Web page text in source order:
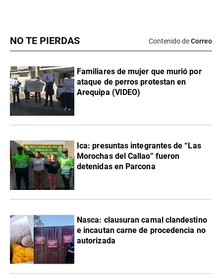
NO TE PIERDAS Contenido deCorreo
Familiares de mujer que murió por
ataque de perros protestan en
Arequipa (VIDEO)
Ica: presuntas integrantes de “Las
Morochas del Callao” fueron
detenidas en Parcona
Nasca: clausuran camal clandestino
e incautan carne de procedencia no
autorizada